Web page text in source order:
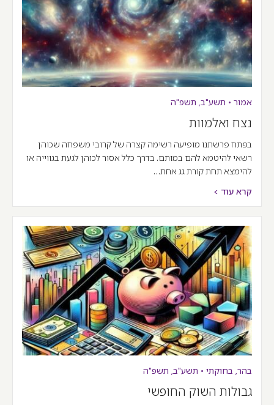
אמור • תשע"ב, תשפ"ה
נצח ואלמוות
בפתח פרשתנו מופיעה רשימה קצרה של קרובי משפחה שכוהן
רשאי להיטמא להם במותם. בדרך כלל אסור לכוהן לגעת בגווייה או
להימצא תחת קורת גג אחת…
קרא עוד >
בהר, בחוקתי • תשע"ב, תשפ"ה
גבולות השוק החופשי